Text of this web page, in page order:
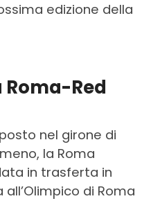
edizione della
Roma-Red
nel girone di
la Roma
in trasferta in
di Roma